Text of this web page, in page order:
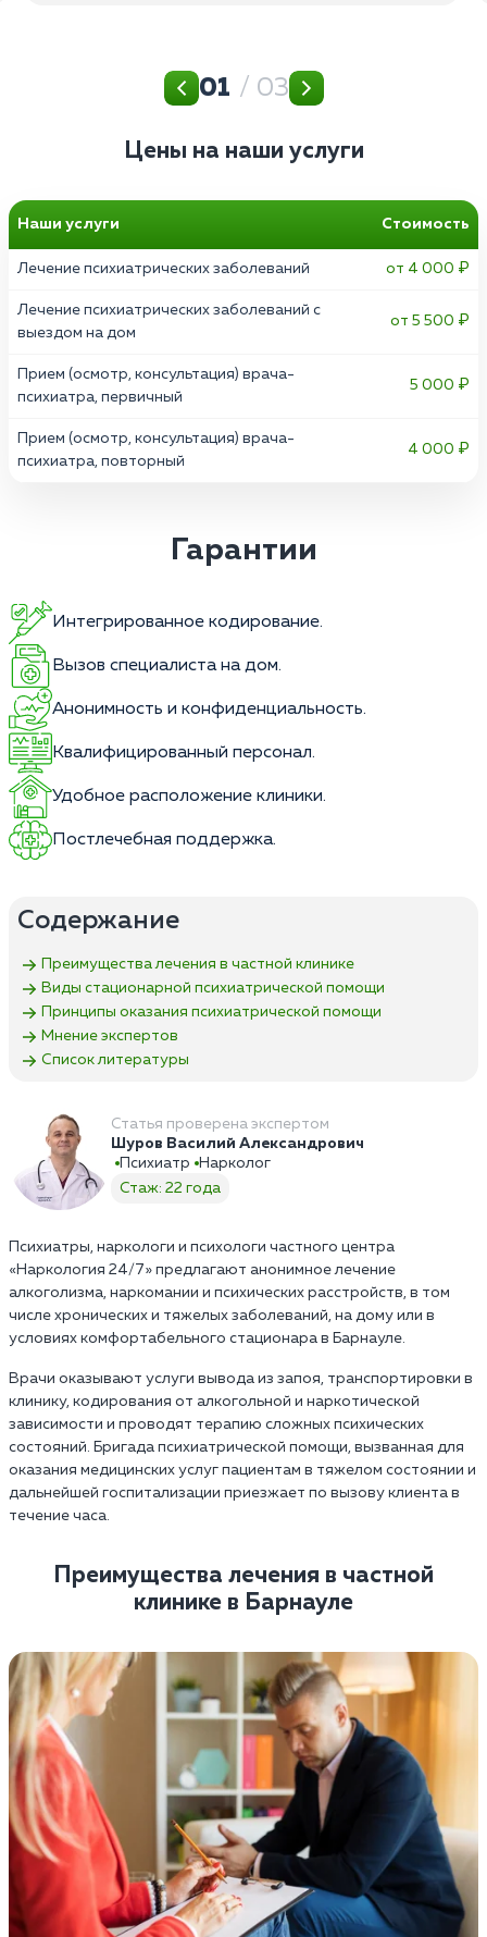
01 / 03
Цены на наши услуги
Наши услуги Стоимость
Лечение психиатрических заболеваний от 4 000 ₽
Лечение психиатрических заболеваний с
выездом на дом
от 5 500 ₽
Прием (осмотр, консультация) врача-
психиатра, первичный
5 000 ₽
Прием (осмотр, консультация) врача-
психиатра, повторный
4 000 ₽
Гарантии
Интегрированное кодирование.
Вызов специалиста на дом.
Анонимность и конфиденциальность.
Квалифицированный персонал.
Удобное расположение клиники.
Постлечебная поддержка.
Содержание
Преимущества лечения в частной клинике
Виды стационарной психиатрической помощи
Принципы оказания психиатрической помощи
Мнение экспертов
Список литературы
Статья проверена экспертом
Шуров Василий Александрович
Психиатр
Нарколог
Стаж: 22 года
Психиатры, наркологи и психологи частного центра
«Наркология 24/7» предлагают анонимное лечение
алкоголизма, наркомании и психических расстройств, в том
числе хронических и тяжелых заболеваний, на дому или в
условиях комфортабельного стационара в Барнауле.
Врачи оказывают услуги вывода из запоя, транспортировки в
клинику, кодирования от алкогольной и наркотической
зависимости и проводят терапию сложных психических
состояний. Бригада психиатрической помощи, вызванная для
оказания медицинских услуг пациентам в тяжелом состоянии и
дальнейшей госпитализации приезжает по вызову клиента в
течение часа.
Преимущества лечения в частной
клинике в Барнауле